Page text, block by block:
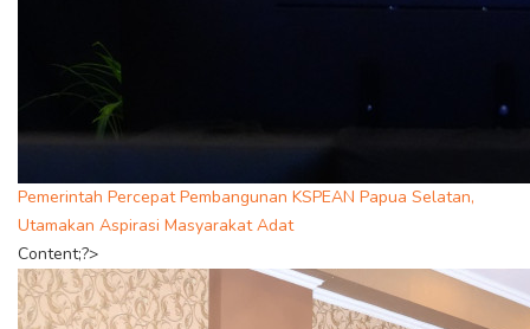
Pemerintah Percepat Pembangunan KSPEAN Papua Selatan,
Utamakan Aspirasi Masyarakat Adat
Content;?>